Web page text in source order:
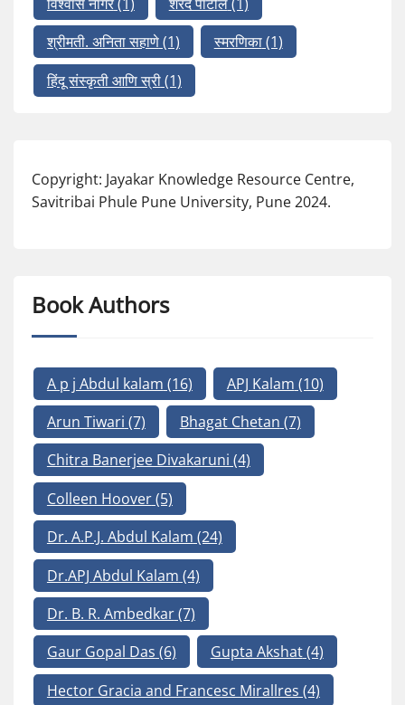
श्रीमती. अनिता सहाणे(1) स्मरणिका(1)
हिंदू संस्कृती आणि स्री(1)
Copyright: Jayakar Knowledge Resource Centre,
Savitribai Phule Pune University, Pune 2024.
Book Authors
A p j Abdul kalam (16) APJ Kalam (10)
Arun Tiwari (7) Bhagat Chetan (7)
Chitra Banerjee Divakaruni (4)
Colleen Hoover(5)
Dr. A.P.J. Abdul Kalam (24)
Dr.APJ Abdul Kalam (4)
Dr. B. R. Ambedkar(7)
Gaur Gopal Das (6) Gupta Akshat(4)
Hector Gracia and Francesc Mirallres (4)